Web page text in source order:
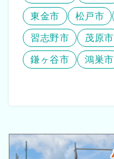
東金市 松戸市
習志野市 茂原市
鎌ヶ谷市 鴻巣市